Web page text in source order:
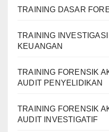
TRAINING DASAR
TRAINING
KEUANGAN
TRAINING FORENSIK
AUDIT PENYELIDIKAN
TRAINING FORENSIK
AUDIT INVESTIGATIF